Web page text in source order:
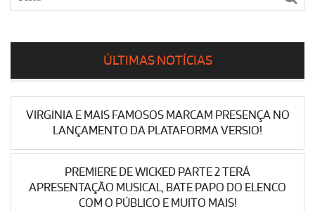
ÚLTIMAS NOTÍCIAS
VIRGINIA E MAIS FAMOSOS MARCAM PRESENÇA NO
LANÇAMENTO DA PLATAFORMA VERSIO!
PREMIERE DE WICKED PARTE 2 TERÁ
APRESENTAÇÃO MUSICAL, BATE PAPO DO ELENCO
COM O PÚBLICO E MUITO MAIS!